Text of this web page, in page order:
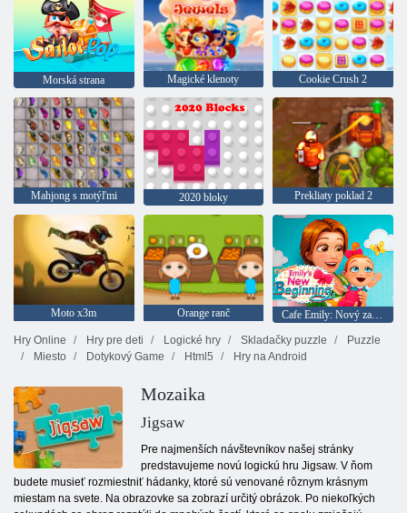
Morská strana Magické klenoty Cookie Crush 2
Mahjong s motýľmi 2020 bloky Prekliaty poklad 2
Moto x3m Orange ranč
Hry Online
Hry pre deti Logické hry Skladačky puzzle
Puzzle
Miesto
Dotykový Game Html5 Hry na Android
Mozaika
Jigsaw
Pre najmenších návštevníkov našej stránky
predstavujeme novú logickú hru Jigsaw. V ňom
budete musieť rozmiestniť hádanky, ktoré sú venované rôznym krásnym
miestam na svete. Na obrazovke sa zobrazí určitý obrázok. Po niekoľkých